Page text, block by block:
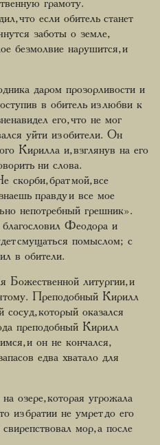
грамоту.
что если обитель станет
заботы о земле,
безмолвие нарушится, и
даром прозорливости и
в обитель из любви к
его, что не мог
уйти из обители. Он
Кирилла и, взглянув на его
ни слова.
скорби, брат мой, все
правду и все мое
непотребный грешник».
Феодора и
смущаться помыслом; с
в обители.
Божественной литургии, и
Преподобный Кирилл
сосуд, который оказался
преподобный Кирилл
и он не кончался,
едва хватало для
озере, которая угрожала
из братии не умрет до его
мор, а после